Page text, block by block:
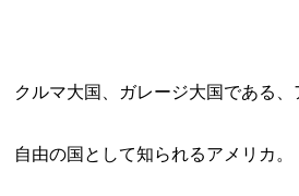
クルマ大国、ガレージ大国である、
自由の国として知られるアメリカ。